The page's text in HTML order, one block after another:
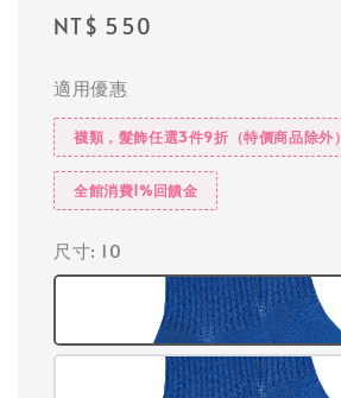
Regular
NT$ 550
適用優惠
襪類，髮飾任選3件9折（特價商品除外）
全館消費1%回饋金
尺寸: 10